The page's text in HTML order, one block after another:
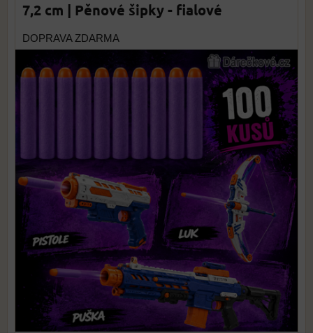
7,2 cm | Pěnové šipky - fialové
DOPRAVA ZDARMA